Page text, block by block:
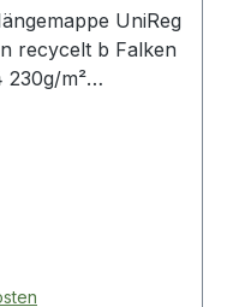
UniReg
230g/m²